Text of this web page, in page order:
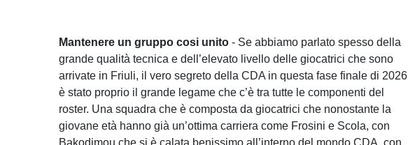
Mantenere un gruppo cosi unito - Se abbiamo parlato spesso della
grande qualità tecnica e dell’elevato livello delle giocatrici che sono
arrivate in Friuli, il vero segreto della CDA in questa fase finale di 2026
è stato proprio il grande legame che c’è tra tutte le componenti del
roster. Una squadra che è composta da giocatrici che nonostante la
giovane età hanno già un’ottima carriera come Frosini e Scola, con
Bakodimou che si è calata benissimo all’interno del mondo CDA, con